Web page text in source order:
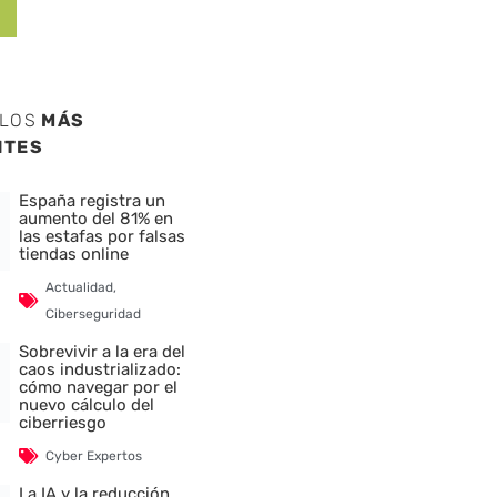
MÁS
España registra un
aumento del 81% en
las estafas por falsas
tiendas online
Actualidad,
Ciberseguridad
Sobrevivir a la era del
caos industrializado:
cómo navegar por el
nuevo cálculo del
ciberriesgo
Cyber Expertos